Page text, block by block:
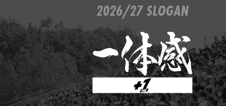
2026/27 SLOGAN